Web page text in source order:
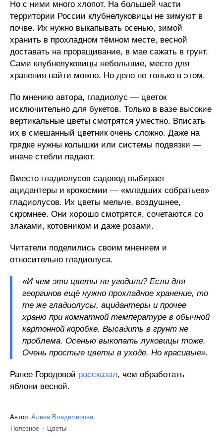
Но с ними много хлопот. На большей части
территории России клубнелуковицы не зимуют в
почве. Их нужно выкапывать осенью, зимой
хранить в прохладном тёмном месте, весной
доставать на проращивание, в мае сажать в грунт.
Сами клубнелуковицы небольшие, место для
хранения найти можно. Но дело не только в этом.
По мнению автора, гладиолус — цветок
исключительно для букетов. Только в вазе высокие
вертикальные цветы смотрятся уместно. Вписать
их в смешанный цветник очень сложно. Даже на
грядке нужны колышки или системы подвязки —
иначе стебли падают.
Вместо гладиолусов садовод выбирает
ацидантеры и крокосмии — «младших собратьев»
гладиолусов. Их цветы мельче, воздушнее,
скромнее. Они хорошо смотрятся, сочетаются со
злаками, котовником и даже розами.
Читатели поделились своим мнением и
относительно гладиолуса.
«И чем эти цветы не угодили? Если для
георгинов ещё нужно прохладное хранение, то
те же гладиолусы, ацидантеры и прочее
храню при комнатной температуре в обычной
картонной коробке. Высадить в грунт не
проблема. Осенью выкопать луковицы тоже.
Очень простые цветы в уходе. Но красивые».
Ранее Городовой рассказал, чем обработать
яблони весной.
Автор: Алина Владимирова
Полезное
Цветы